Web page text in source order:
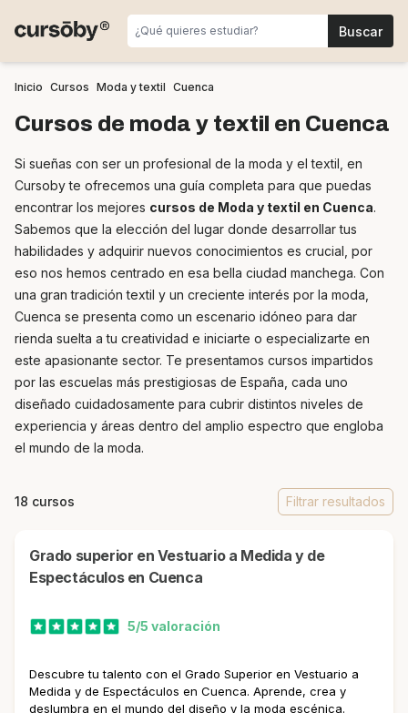
Inicio Cursos Moda y textil Cuenca
Cursos de moda y textil en Cuenca
Si sueñas con ser un profesional de la moda y el textil, en
Cursoby te ofrecemos una guía completa para que puedas
encontrar los mejores cursos de Moda y textil en Cuenca.
Sabemos que la elección del lugar donde desarrollar tus
habilidades y adquirir nuevos conocimientos es crucial, por
eso nos hemos centrado en esa bella ciudad manchega. Con
una gran tradición textil y un creciente interés por la moda,
Cuenca se presenta como un escenario idóneo para dar
rienda suelta a tu creatividad e iniciarte o especializarte en
este apasionante sector. Te presentamos cursos impartidos
por las escuelas más prestigiosas de España, cada uno
diseñado cuidadosamente para cubrir distintos niveles de
experiencia y áreas dentro del amplio espectro que engloba
el mundo de la moda.
18 cursos Filtrar resultados
Grado superior en Vestuario a Medida y de
Espectáculos en Cuenca
5/5 valoración
Descubre tu talento con el Grado Superior en Vestuario a
Medida y de Espectáculos en Cuenca. Aprende, crea y
deslumbra en el mundo del diseño y la moda escénica.